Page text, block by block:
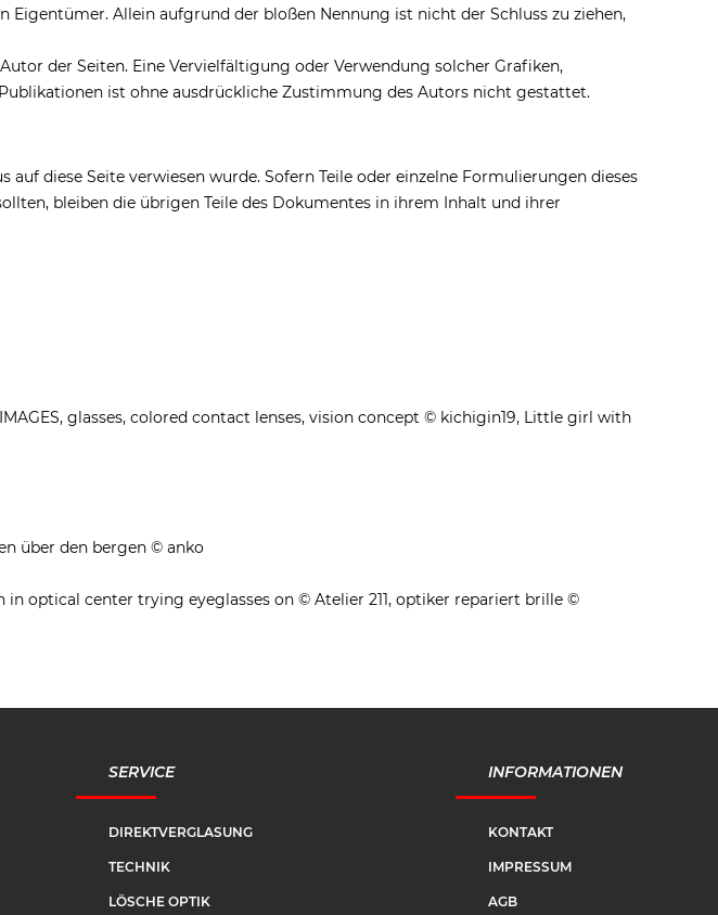
Allein aufgrund der bloßen Nennung ist nicht der Schluss zu ziehen,
der Seiten. Eine Vervielfältigung oder Verwendung solcher Grafiken,
ist ohne ausdrückliche Zustimmung des Autors nicht gestattet.
diese Seite verwiesen wurde. Sofern Teile oder einzelne Formulierungen dieses
bleiben die übrigen Teile des Dokumentes in ihrem Inhalt und ihrer
glasses, colored contact lenses, vision concept © kichigin19, Little girl with
über den bergen © anko
optical center trying eyeglasses on © Atelier 211, optiker repariert brille ©
SERVICE
DIREKTVERGLASUNG
TECHNIK
LÖSCHE OPTIK
INFORMATIONEN
KONTAKT
IMPRESSUM
AGB